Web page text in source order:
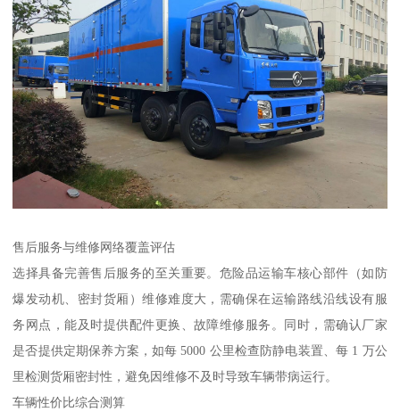
售后服务与维修网络覆盖评估​
选择具备完善售后服务的至关重要。危险品运输车核心部件（如防
爆发动机、密封货厢）维修难度大，需确保在运输路线沿线设有服
务网点，能及时提供配件更换、故障维修服务。同时，需确认厂家
是否提供定期保养方案，如每 5000 公里检查防静电装置、每 1 万公
里检测货厢密封性，避免因维修不及时导致车辆带病运行。​
车辆性价比综合测算​